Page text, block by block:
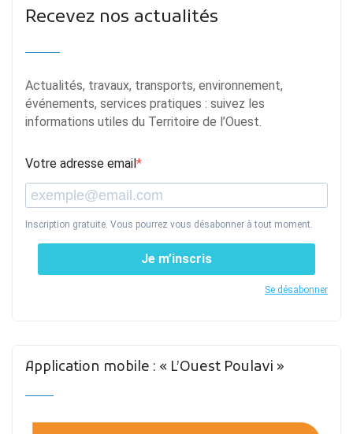
Recevez nos actualités
Actualités, travaux, transports, environnement,
événements, services pratiques : suivez les
informations utiles du Territoire de l’Ouest.
Votre adresse email
Inscription gratuite. Vous pourrez vous désabonner à tout moment.
Je m’inscris
Se désabonner
Application mobile : « L’Ouest Poulavi »